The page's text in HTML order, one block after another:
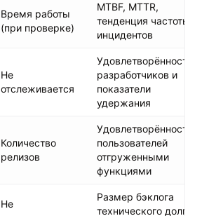
Время работы
(при проверке)
MTBF, MTTR,
тенденция частоты
инцидентов
Не
отслеживается
Удовлетворённость
разработчиков и
показатели
удержания
Количество
релизов
Удовлетворённость
пользователей
отгруженными
функциями
Не
Размер бэклога
технического долга